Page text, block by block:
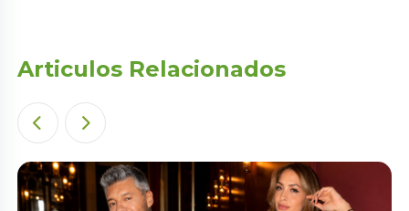
Articulos Relacionados